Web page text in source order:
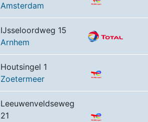
Amsterdam
IJsseloordweg 15
Arnhem
Houtsingel 1
Zoetermeer
Leeuwenveldseweg
21